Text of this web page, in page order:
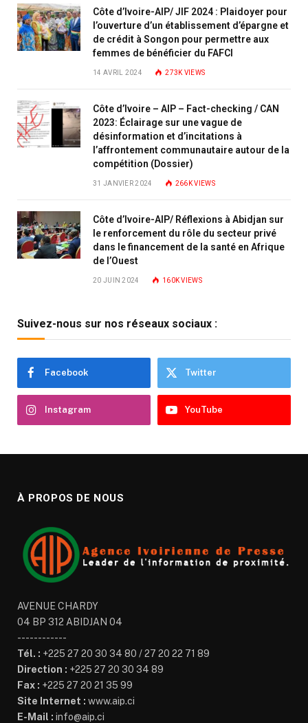
Côte d’Ivoire-AIP/ JIF 2024 : Plaidoyer pour
l’ouverture d’un établissement d’épargne et
de crédit à Songon pour permettre aux
femmes de bénéficier du FAFCI
14 AVRIL 2024 273K VIEWS
Côte d’Ivoire – AIP – Fact-checking / CAN
2023: Éclairage sur une vague de
désinformation et d’incitations à
l’affrontement communautaire autour de la
compétition (Dossier)
31 JANVIER 2024 266KVIEWS
Côte d’Ivoire-AIP/ Réflexions à Abidjan sur
le renforcement du rôle du secteur privé
dans le financement de la santé en Afrique
de l’Ouest
20 JUIN 2024 160KVIEWS
Suivez-nous sur nos réseaux sociaux :
Facebook Twitter
Instagram YouTube
À PROPOS DE NOUS
AVENUE CHARDY
04 BP 312 ABIDJAN 04
------------
Tél. : +225 27 20 30 34 80 / 27 20 22 71 89
Direction : +225 27 20 30 34 89
Fax : +225 27 20 21 35 99
Site Internet : www.aip.ci
E-Mail : info@aip.ci